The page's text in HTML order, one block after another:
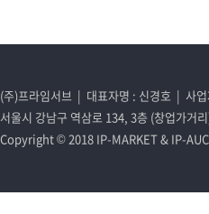
(주)프라임서브 | 대표자명 : 신경호 | 사
서울시 강남구 역삼로 134, 3층 (창업
Copyright © 2018 IP-MARKET & IP-